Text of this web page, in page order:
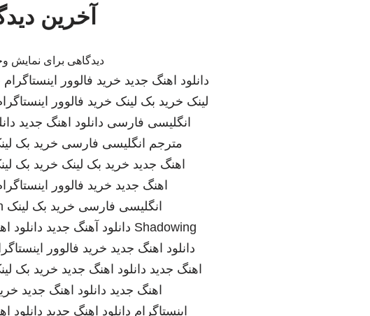
آخرین
دیدگاهی برای نمایش
دانلود اهنگ جدید خرید فالوور اینستاگرام
لینک خرید بک لینک خرید فالوور
انگلیسی فارسی دانلود اهنگ جدید
مترجم انگلیسی فارسی خرید بک
اهنگ جدید خرید بک لینک خرید بک
اهنگ جدید خرید فالوور
انگلیسی فارسی خرید بک لینک
Shadowing دانلود آهنگ جدید دانلود
دانلود اهنگ جدید خرید فالوور
اهنگ جدید دانلود اهنگ جدید خرید بک
اهنگ جدید دانلود اهنگ جدید
اینستاگرام دانلود اهنگ جدید دانلود